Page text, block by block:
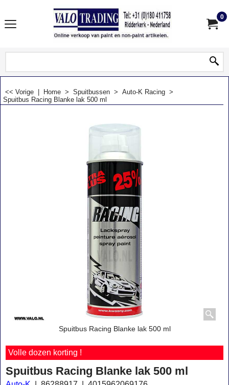
0
<< Vorige Home > Spuitbussen > Auto-K Racing >
Spuitbus Racing Blanke lak 500 ml
Spuitbus Racing Blanke lak 500 ml
Volle dozen korting !
Spuitbus Racing Blanke lak 500 ml